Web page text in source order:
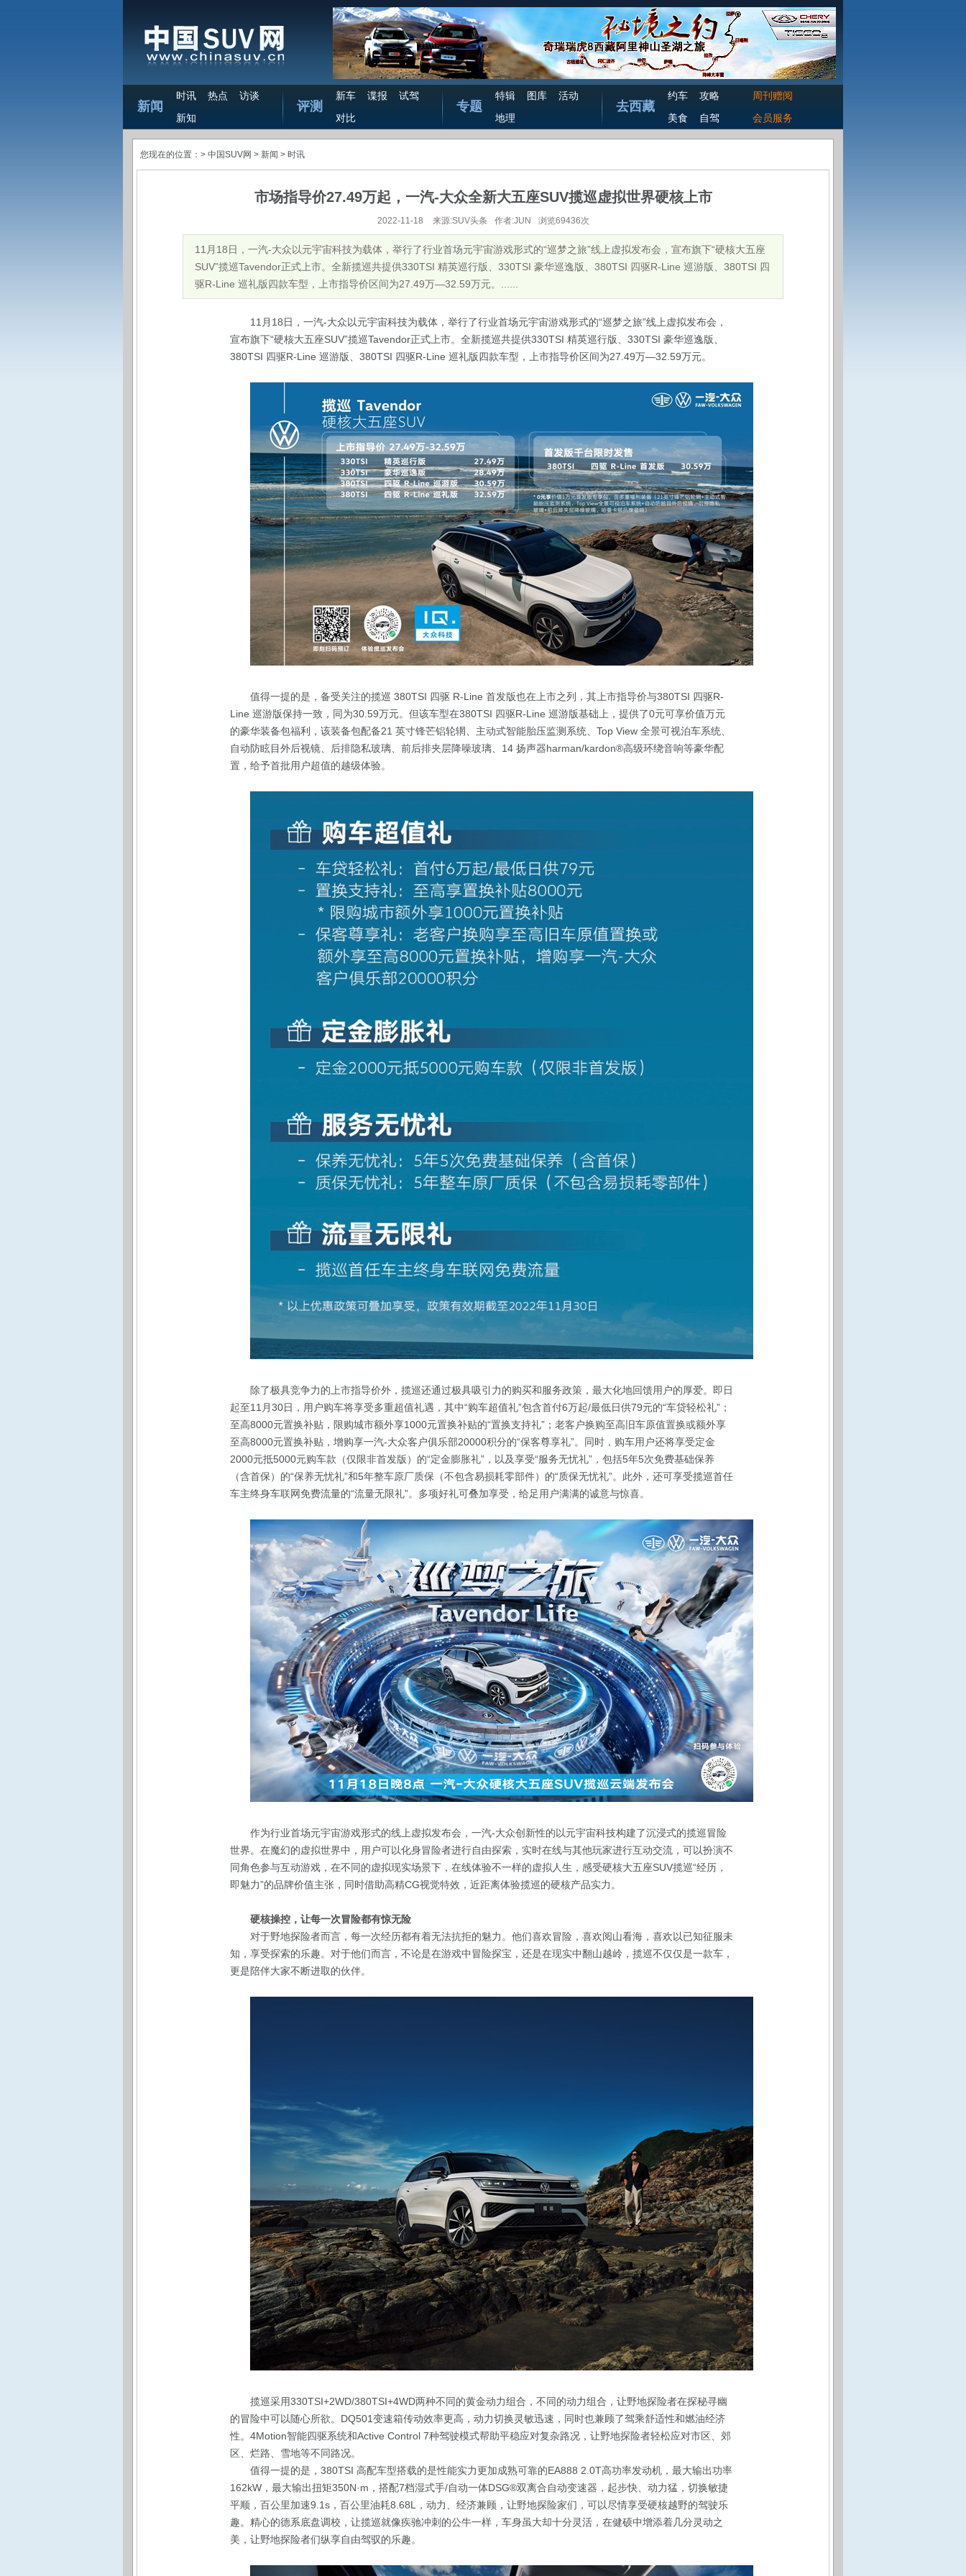
新闻
时讯 热点
访谈
新知
评测
新车 谍报
试驾
对比
专题
特辑 图库
活动
地理
去西藏
约车
攻略
美食
自驾
周刊赠阅
会员服务
您现在的位置：> 中国SUV网 > 新闻 > 时讯
市场指导价27.49万起，一汽-大众全新大五座SUV揽巡虚拟世界硬核上市
2022-11-18 来源:SUV头条 作者:JUN 浏览69436次
11月18日，一汽-大众以元宇宙科技为载体，举行了行业首场元宇宙游戏形式的“巡梦之旅”线上虚拟发布会，宣布旗下“硬核大五座
SUV”揽巡Tavendor正式上市。全新揽巡共提供330TSI 精英巡行版、330TSI 豪华巡逸版、380TSI 四驱R-Line 巡游版、380TSI 四
驱R-Line 巡礼版四款车型，上市指导价区间为27.49万—32.59万元。......
11月18日，一汽-大众以元宇宙科技为载体，举行了行业首场元宇宙游戏形式的“巡梦之旅”线上虚拟发布会，
宣布旗下“硬核大五座SUV”揽巡Tavendor正式上市。全新揽巡共提供330TSI 精英巡行版、330TSI 豪华巡逸版、
380TSI 四驱R-Line 巡游版、380TSI 四驱R-Line 巡礼版四款车型，上市指导价区间为27.49万—32.59万元。
值得一提的是，备受关注的揽巡 380TSI 四驱 R-Line 首发版也在上市之列，其上市指导价与380TSI 四驱R-
Line 巡游版保持一致，同为30.59万元。但该车型在380TSI 四驱R-Line 巡游版基础上，提供了0元可享价值万元
的豪华装备包福利，该装备包配备21 英寸锋芒铝轮辋、主动式智能胎压监测系统、Top View 全景可视泊车系统、
自动防眩目外后视镜、后排隐私玻璃、前后排夹层降噪玻璃、14 扬声器harman/kardon®高级环绕音响等豪华配
置，给予首批用户超值的越级体验。
除了极具竞争力的上市指导价外，揽巡还通过极具吸引力的购买和服务政策，最大化地回馈用户的厚爱。即日
起至11月30日，用户购车将享受多重超值礼遇，其中“购车超值礼”包含首付6万起/最低日供79元的“车贷轻松礼”；
至高8000元置换补贴，限购城市额外享1000元置换补贴的“置换支持礼”；老客户换购至高旧车原值置换或额外享
至高8000元置换补贴，增购享一汽-大众客户俱乐部20000积分的“保客尊享礼”。同时，购车用户还将享受定金
2000元抵5000元购车款（仅限非首发版）的“定金膨胀礼”，以及享受“服务无忧礼”，包括5年5次免费基础保养
（含首保）的“保养无忧礼”和5年整车原厂质保（不包含易损耗零部件）的“质保无忧礼”。此外，还可享受揽巡首任
车主终身车联网免费流量的“流量无限礼”。多项好礼可叠加享受，给足用户满满的诚意与惊喜。
作为行业首场元宇宙游戏形式的线上虚拟发布会，一汽-大众创新性的以元宇宙科技构建了沉浸式的揽巡冒险
世界。在魔幻的虚拟世界中，用户可以化身冒险者进行自由探索，实时在线与其他玩家进行互动交流，可以扮演不
同角色参与互动游戏，在不同的虚拟现实场景下，在线体验不一样的虚拟人生，感受硬核大五座SUV揽巡“经历，
即魅力”的品牌价值主张，同时借助高精CG视觉特效，近距离体验揽巡的硬核产品实力。
硬核操控，让每一次冒险都有惊无险
对于野地探险者而言，每一次经历都有着无法抗拒的魅力。他们喜欢冒险，喜欢阅山看海，喜欢以已知征服未
知，享受探索的乐趣。对于他们而言，不论是在游戏中冒险探宝，还是在现实中翻山越岭，揽巡不仅仅是一款车，
更是陪伴大家不断进取的伙伴。
揽巡采用330TSI+2WD/380TSI+4WD两种不同的黄金动力组合，不同的动力组合，让野地探险者在探秘寻幽
的冒险中可以随心所欲。DQ501变速箱传动效率更高，动力切换灵敏迅速，同时也兼顾了驾乘舒适性和燃油经济
性。4Motion智能四驱系统和Active Control 7种驾驶模式帮助平稳应对复杂路况，让野地探险者轻松应对市区、郊
区、烂路、雪地等不同路况。
值得一提的是，380TSI 高配车型搭载的是性能实力更加成熟可靠的EA888 2.0T高功率发动机，最大输出功率
162kW，最大输出扭矩350N·m，搭配7档湿式手/自动一体DSG®双离合自动变速器，起步快、动力猛，切换敏捷
平顺，百公里加速9.1s，百公里油耗8.68L，动力、经济兼顾，让野地探险家们，可以尽情享受硬核越野的驾驶乐
趣。精心的德系底盘调校，让揽巡就像疾驰冲刺的公牛一样，车身虽大却十分灵活，在健硕中增添着几分灵动之
美，让野地探险者们纵享自由驾驭的乐趣。